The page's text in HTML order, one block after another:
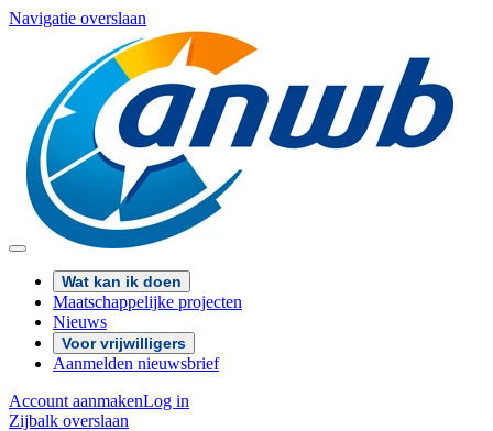
Navigatie overslaan
Wat kan ik doen
Maatschappelijke projecten
Nieuws
Voor vrijwilligers
Aanmelden nieuwsbrief
Account aanmakenLog in
Zijbalk overslaan